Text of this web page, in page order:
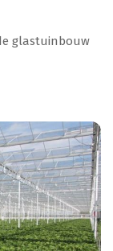
glastuinbouw